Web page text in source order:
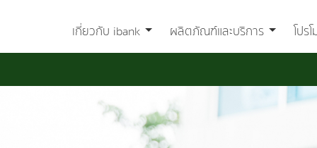
เกี่ยวกับ ibank ผลิตภัณฑ์และบริการ โปร